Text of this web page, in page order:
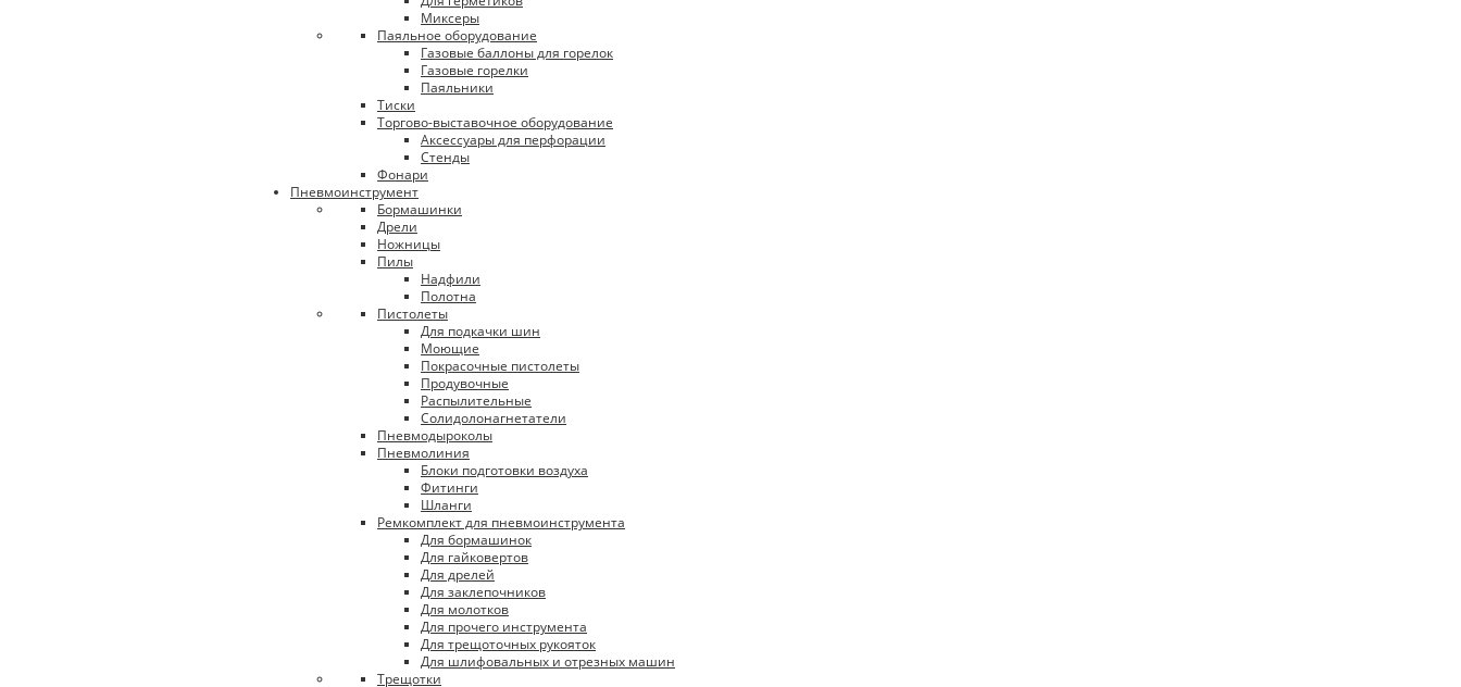
Миксеры
Паяльное оборудование
Газовые баллоны для горелок
Газовые горелки
Паяльники
Тиски
Торгово-выставочное оборудование
Аксессуары для перфорации
Стенды
Фонари
Пневмоинструмент
Бормашинки
Дрели
Ножницы
Пилы
Надфили
Полотна
Пистолеты
Для подкачки шин
Моющие
Покрасочные пистолеты
Продувочные
Распылительные
Солидолонагнетатели
Пневмодыроколы
Пневмолиния
Блоки подготовки воздуха
Фитинги
Шланги
Ремкомплект для пневмоинструмента
Для бормашинок
Для гайковертов
Для дрелей
Для заклепочников
Для молотков
Для прочего инструмента
Для трещоточных рукояток
Для шлифовальных и отрезных машин
Трещотки